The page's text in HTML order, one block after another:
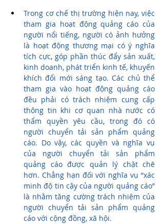
Trong cơ chế thị trường hiện nay, việc
tham gia hoạt động quảng cáo của
người nổi tiếng, người có ảnh hưởng
là hoạt động thương mại có ý nghĩa
tích cực, góp phần thúc đẩy sản xuất,
kinh doanh, phát triển kinh tế, khuyến
khích đổi mới sáng tạo. Các chủ thể
tham gia vào hoạt động quảng cáo
đều phải có trách nhiệm cung cấp
thông tin khi cơ quan nhà nước có
thẩm quyền yêu cầu, trong đó có
người chuyển tải sản phẩm quảng
cáo. Do vậy, các quyền và nghĩa vụ
của người chuyển tải sản phẩm
quảng cáo được quản lý chặt chẽ
hơn. Chẳng hạn đối với nghĩa vụ “xác
minh độ tin cậy của người quảng cáo”
là nhằm tăng cường trách nhiệm của
người chuyển tải sản phẩm quảng
cáo với cộng đồng, xã hội.